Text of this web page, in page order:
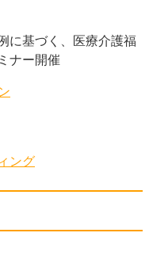
に基づく、医療介護福
ナー開催
ング